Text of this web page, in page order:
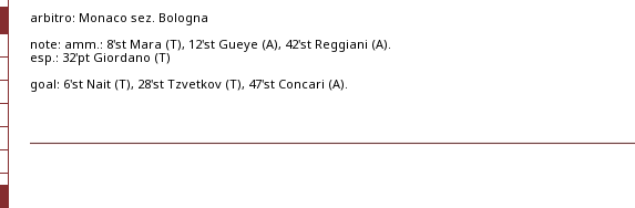
arbitro: Monaco sez. Bologna
note: amm.: 8'st Mara (T), 12'st Gueye (A), 42'st Reggiani (A).
esp.: 32'pt Giordano (T)
goal: 6'st Nait (T), 28'st Tzvetkov (T), 47'st Concari (A).